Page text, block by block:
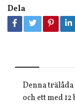
Dela
Denna
och ett med